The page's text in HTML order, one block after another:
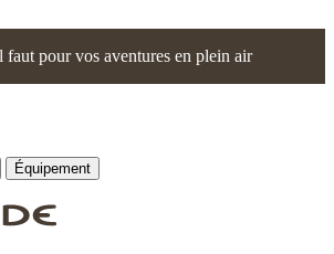
faut pour vos aventures en plein air
Équipement